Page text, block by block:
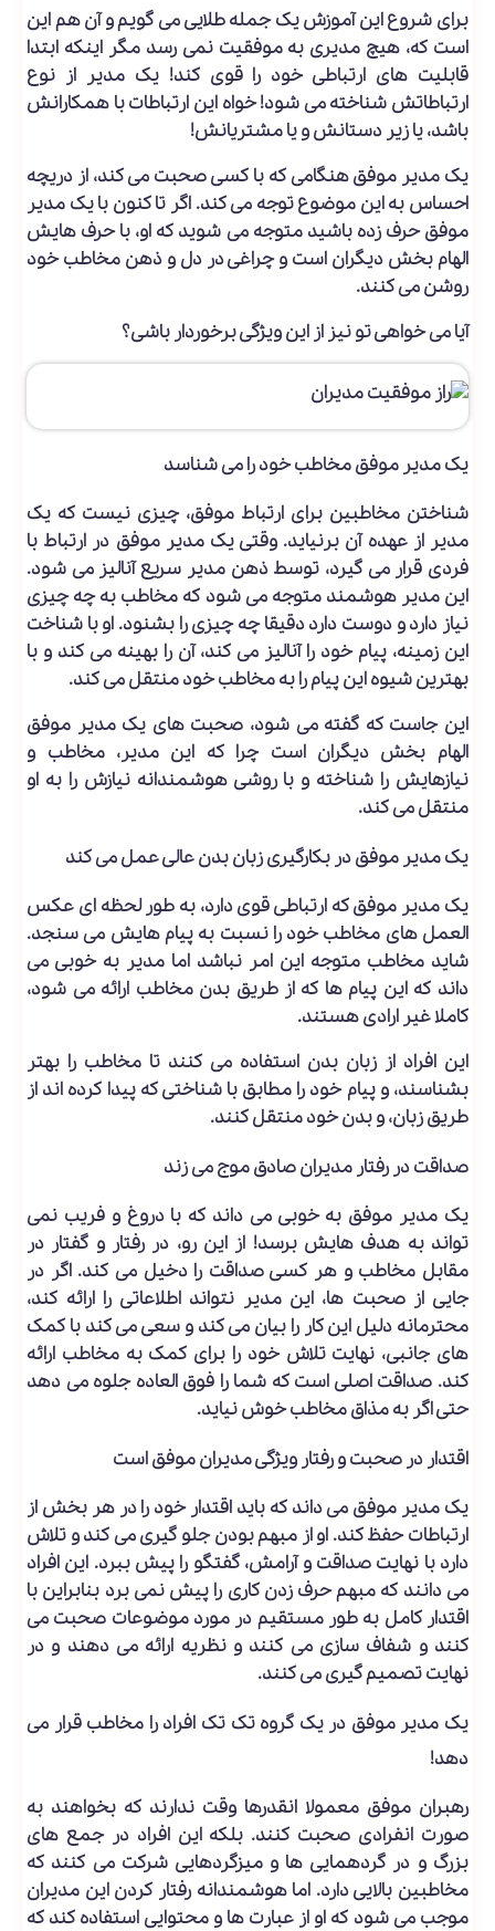
برای شروع این آموزش یک جمله طلایی می گویم و آن هم این
است که، هیچ مدیری به موفقیت نمی رسد مگر اینکه ابتدا
قابلیت های ارتباطی خود را قوی کند! یک مدیر از نوع
ارتباطاتش شناخته می شود! خواه این ارتباطات با همکارانش
باشد، یا زیر دستانش و یا مشتریانش!
یک مدیر موفق هنگامی که با کسی صحبت می کند، از دریچه
احساس به این موضوع توجه می کند. اگر تا کنون با یک مدیر
موفق حرف زده باشید متوجه می شوید که او، با حرف هایش
الهام بخش دیگران است و چراغی در دل و ذهن مخاطب خود
روشن می کنند.
آیا می خواهی تو نیز از این ویژگی برخوردار باشی؟
یک مدیر موفق مخاطب خود را می شناسد
شناختن مخاطبین برای ارتباط موفق، چیزی نیست که یک
مدیر از عهده آن برنیاید. وقتی یک مدیر موفق در ارتباط با
فردی قرار می گیرد، توسط ذهن مدیر سریع آنالیز می شود.
این مدیر هوشمند متوجه می شود که مخاطب به چه چیزی
نیاز دارد و دوست دارد دقیقا چه چیزی را بشنود. او با شناخت
این زمینه، پیام خود را آنالیز می کند، آن را بهینه می کند و با
بهترین شیوه این پیام را به مخاطب خود منتقل می کند.
این جاست که گفته می شود، صحبت های یک مدیر موفق
الهام بخش دیگران است چرا که این مدیر، مخاطب و
نیازهایش را شناخته و با روشی هوشمندانه نیازش را به او
منتقل می کند.
یک مدیر موفق در بکارگیری زبان بدن عالی عمل می کند
یک مدیر موفق که ارتباطی قوی دارد، به طور لحظه ای عکس
العمل های مخاطب خود را نسبت به پیام هایش می سنجد.
شاید مخاطب متوجه این امر نباشد اما مدیر به خوبی می
داند که این پیام ها که از طریق بدن مخاطب ارائه می شود،
کاملا غیر ارادی هستند.
این افراد از زبان بدن استفاده می کنند تا مخاطب را بهتر
بشناسند، و پیام خود را مطابق با شناختی که پیدا کرده اند از
طریق زبان، و بدن خود منتقل کنند.
صداقت در رفتار مدیران صادق موج می زند
یک مدیر موفق به خوبی می داند که با دروغ و فریب نمی
تواند به هدف هایش برسد! از این رو، در رفتار و گفتار در
مقابل مخاطب و هر کسی صداقت را دخیل می کند. اگر در
جایی از صحبت ها، این مدیر نتواند اطلاعاتی را ارائه کند،
محترمانه دلیل این کار را بیان می کند و سعی می کند با کمک
های جانبی، نهایت تلاش خود را برای کمک به مخاطب ارائه
کند. صداقت اصلی است که شما را فوق العاده جلوه می دهد
حتی اگر به مذاق مخاطب خوش نیاید.
اقتدار در صحبت و رفتار ویژگی مدیران موفق است
یک مدیر موفق می داند که باید اقتدار خود را در هر بخش از
ارتباطات حفظ کند. او از مبهم بودن جلو گیری می کند و تلاش
دارد با نهایت صداقت و آرامش، گفتگو را پیش ببرد. این افراد
می دانند که مبهم حرف زدن کاری را پیش نمی برد بنابراین با
اقتدار کامل به طور مستقیم در مورد موضوعات صحبت می
کنند و شفاف سازی می کنند و نظریه ارائه می دهند و در
نهایت تصمیم گیری می کنند.
یک مدیر موفق در یک گروه تک تک افراد را مخاطب قرار می
دهد!
رهبران موفق معمولا انقدرها وقت ندارند که بخواهند به
صورت انفرادی صحبت کنند. بلکه این افراد در جمع های
بزرگ و در گردهمایی ها و میزگردهایی شرکت می کنند که
مخاطبین بالایی دارد. اما هوشمندانه رفتار کردن این مدیران
موجب می شود که او از عبارت ها و محتوایی استفاده کند که